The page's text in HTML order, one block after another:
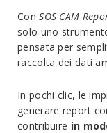
ConSOS CAM
solo uno
pensata per
raccolta dei dati
In pochi clic, le
generare report
contribuire in